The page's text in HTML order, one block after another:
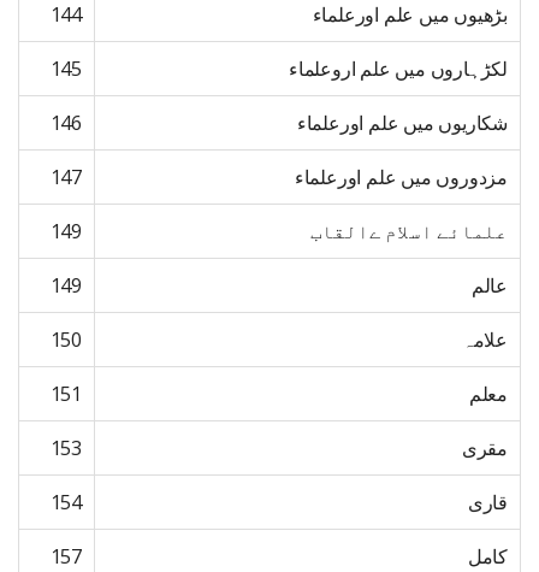
بڑھیوں میں علم اورعلماء 144
لکڑہاروں میں علم اروعلماء 145
شکاریوں میں علم اورعلماء 146
مزدوروں میں علم اورعلماء 147
علمائے اسلام ےالقاب 149
عالم 149
علامہ 150
معلم 151
مقری 153
قاری 154
کامل 157